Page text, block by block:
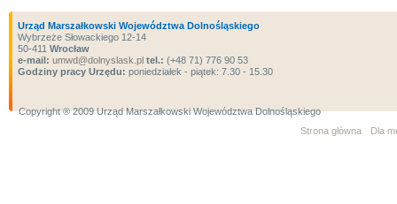
Urząd Marszałkowski Województwa Dolnośląskiego
Wybrzeże Słowackiego 12-14
50-411 Wrocław
e-mail: umwd@dolnyslask.pl tel.: (+48 71) 776 90 53
Godziny pracy Urzędu: poniedziałek - piątek: 7.30 - 15.30
Copyright ® 2009 Urząd Marszałkowski Województwa Dolnośląskiego
Strona główna
Dla